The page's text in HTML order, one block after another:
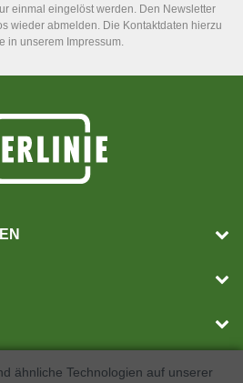
einmal eingelöst werden. Den Newsletter
wieder abmelden. Die Kontaktdaten hierzu
in unserem Impressum.
ähnliche Technologien auf unserer